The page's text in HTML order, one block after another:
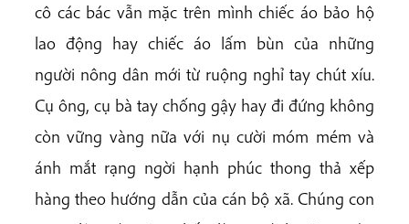
cô các bác vẫn mặc trên mình chiếc áo bảo hộ
lao động hay chiếc áo lấm bùn của những
người nông dân mới từ ruộng nghỉ tay chút xíu.
Cụ ông, cụ bà tay chống gậy hay đi đứng không
còn vững vàng nữa với nụ cười móm mém và
ánh mắt rạng ngời hạnh phúc thong thả xếp
hàng theo hướng dẫn của cán bộ xã. Chúng con